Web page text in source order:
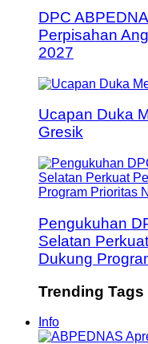
DPC
Perpisahan
2027
Ucapan Duka
Gresik
Pengukuhan
Selatan
Dukung
Trending Tags
Info